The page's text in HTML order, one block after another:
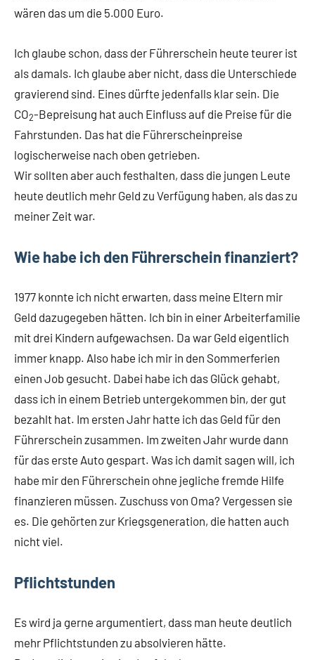
wären das um die 5.000 Euro.
Ich glaube schon, dass der Führerschein heute teurer ist
als damals. Ich glaube aber nicht, dass die Unterschiede
gravierend sind. Eines dürfte jedenfalls klar sein. Die
CO2-Bepreisung hat auch Einfluss auf die Preise für die
Fahrstunden. Das hat die Führerscheinpreise
logischerweise nach oben getrieben.
Wir sollten aber auch festhalten, dass die jungen Leute
heute deutlich mehr Geld zu Verfügung haben, als das zu
meiner Zeit war.
Wie habe ich den Führerschein finanziert?
1977 konnte ich nicht erwarten, dass meine Eltern mir
Geld dazugegeben hätten. Ich bin in einer Arbeiterfamilie
mit drei Kindern aufgewachsen. Da war Geld eigentlich
immer knapp. Also habe ich mir in den Sommerferien
einen Job gesucht. Dabei habe ich das Glück gehabt,
dass ich in einem Betrieb untergekommen bin, der gut
bezahlt hat. Im ersten Jahr hatte ich das Geld für den
Führerschein zusammen. Im zweiten Jahr wurde dann
für das erste Auto gespart. Was ich damit sagen will, ich
habe mir den Führerschein ohne jegliche fremde Hilfe
finanzieren müssen. Zuschuss von Oma? Vergessen sie
es. Die gehörten zur Kriegsgeneration, die hatten auch
nicht viel.
Pflichtstunden
Es wird ja gerne argumentiert, dass man heute deutlich
mehr Pflichtstunden zu absolvieren hätte.